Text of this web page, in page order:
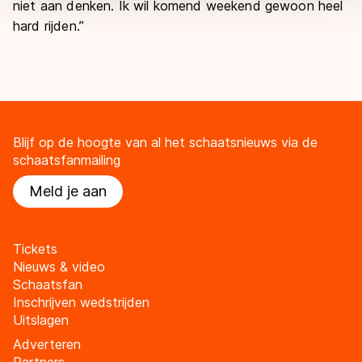
niet aan denken. Ik wil komend weekend gewoon heel
hard rijden.”
Blijf op de hoogte van al het schaatsnieuws via de
schaatsfanmailing
Meld je aan
Tickets
Nieuws & video
Schaatsfan
Inschrijven wedstrijden
Uitslagen
Adverteren